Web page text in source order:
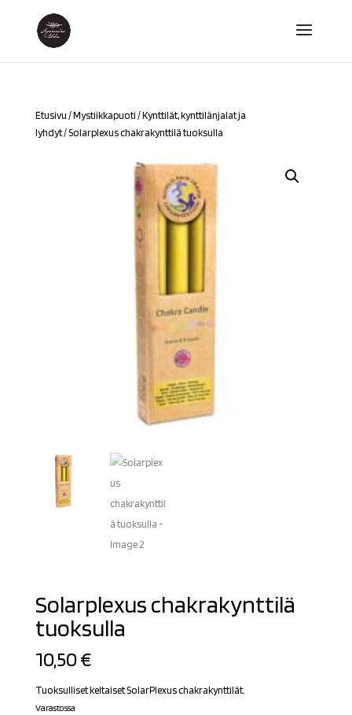
Etusivu /Mystiikkapuoti /Kynttilät, kynttilänjalat ja
lyhdyt/ Solarplexus chakrakynttilä tuoksulla
Solarplexus chakrakynttilä
tuoksulla
10,50€
Tuoksulliset keltaiset SolarPlexus chakrakynttilät.
Varastossa